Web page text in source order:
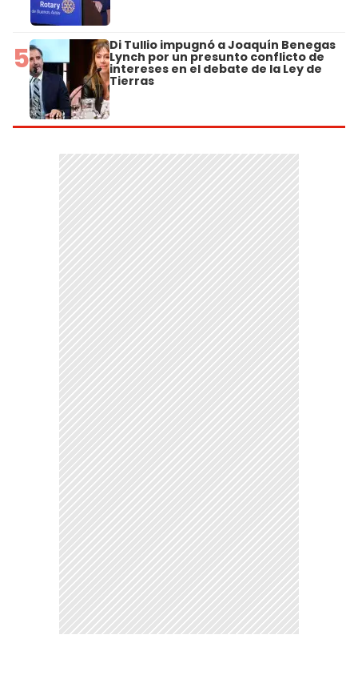
5 Di Tullio impugnó a Joaquín Benegas
Lynch por un presunto conflicto de
intereses en el debate de la Ley de
Tierras